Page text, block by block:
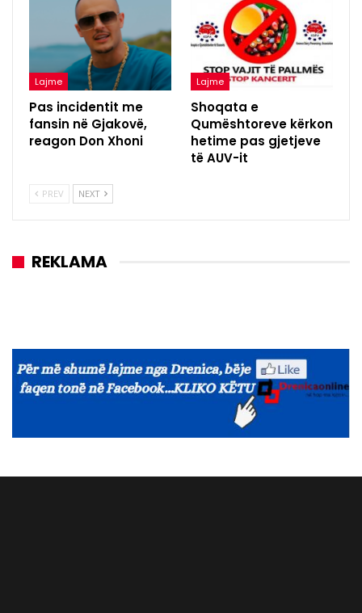
Lajme
Pas incidentit me
fansin në Gjakovë,
reagon Don Xhoni
Lajme
Shoqata e
Qumështoreve kërkon
hetime pas gjetjeve
të AUV-it
PREV NEXT
REKLAMA